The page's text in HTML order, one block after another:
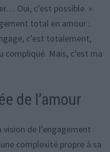
Oui, c’est possible. »
total en amour :
c’est totalement,
compliqué. Mais, c’est ma
de l’amour
vision de l’engagement
complexité propre à sa